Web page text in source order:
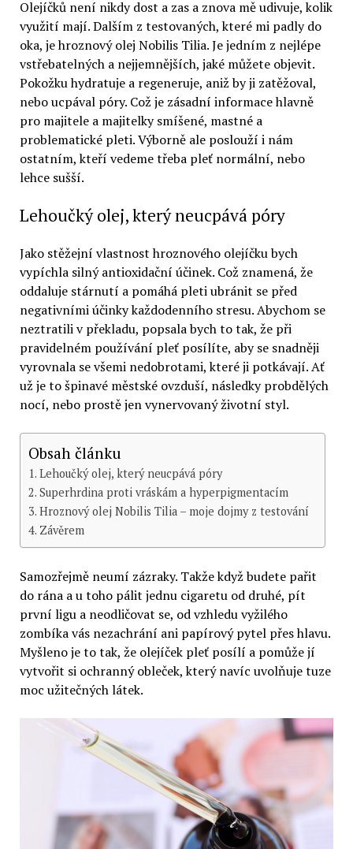
Olejíčků není nikdy dost a zas a znova mě udivuje, kolik
využití mají. Dalším z testovaných, které mi padly do
oka, je hroznový olej Nobilis Tilia. Je jedním z nejlépe
vstřebatelných a nejjemnějších, jaké můžete objevit.
Pokožku hydratuje a regeneruje, aniž by ji zatěžoval,
nebo ucpával póry. Což je zásadní informace hlavně
pro majitele a majitelky smíšené, mastné a
problematické pleti. Výborně ale poslouží i nám
ostatním, kteří vedeme třeba pleť normální, nebo
lehce sušší.
Lehoučký olej, který neucpává póry
Jako stěžejní vlastnost hroznového olejíčku bych
vypíchla silný antioxidační účinek. Což znamená, že
oddaluje stárnutí a pomáhá pleti ubránit se před
negativními účinky každodenního stresu. Abychom se
neztratili v překladu, popsala bych to tak, že při
pravidelném používání pleť posílíte, aby se snadněji
vyrovnala se všemi nedobrotami, které ji potkávají. Ať
už je to špinavé městské ovzduší, následky probdělých
nocí, nebo prostě jen vynervovaný životní styl.
Obsah článku
Lehoučký olej, který neucpává póry
Superhrdina proti vráskám a hyperpigmentacím
Hroznový olej Nobilis Tilia – moje dojmy z testování
Závěrem
Samozřejmě neumí zázraky. Takže když budete pařit
do rána a u toho pálit jednu cigaretu od druhé, pít
první ligu a neodličovat se, od vzhledu vyžilého
zombíka vás nezachrání ani papírový pytel přes hlavu.
Myšleno je to tak, že olejíček pleť posílí a pomůže jí
vytvořit si ochranný obleček, který navíc uvolňuje tuze
moc užitečných látek.